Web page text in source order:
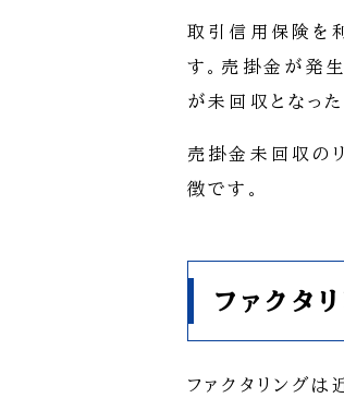
取引信用保険を
す。売掛金が発
が未回収となっ
売掛金未回収の
徴です。
ファクタ
ファクタリング